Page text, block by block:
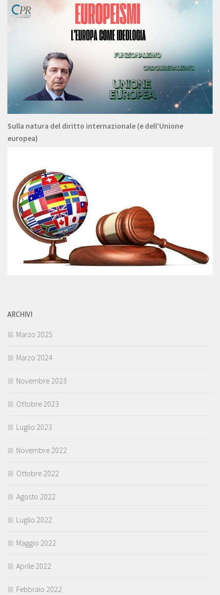
Sulla natura del diritto internazionale (e dell’Unione
europea)
ARCHIVI
Marzo 2025
Marzo 2024
Novembre 2023
Ottobre 2023
Luglio 2023
Novembre 2022
Ottobre 2022
Agosto 2022
Luglio 2022
Maggio 2022
Aprile 2022
Febbraio 2022